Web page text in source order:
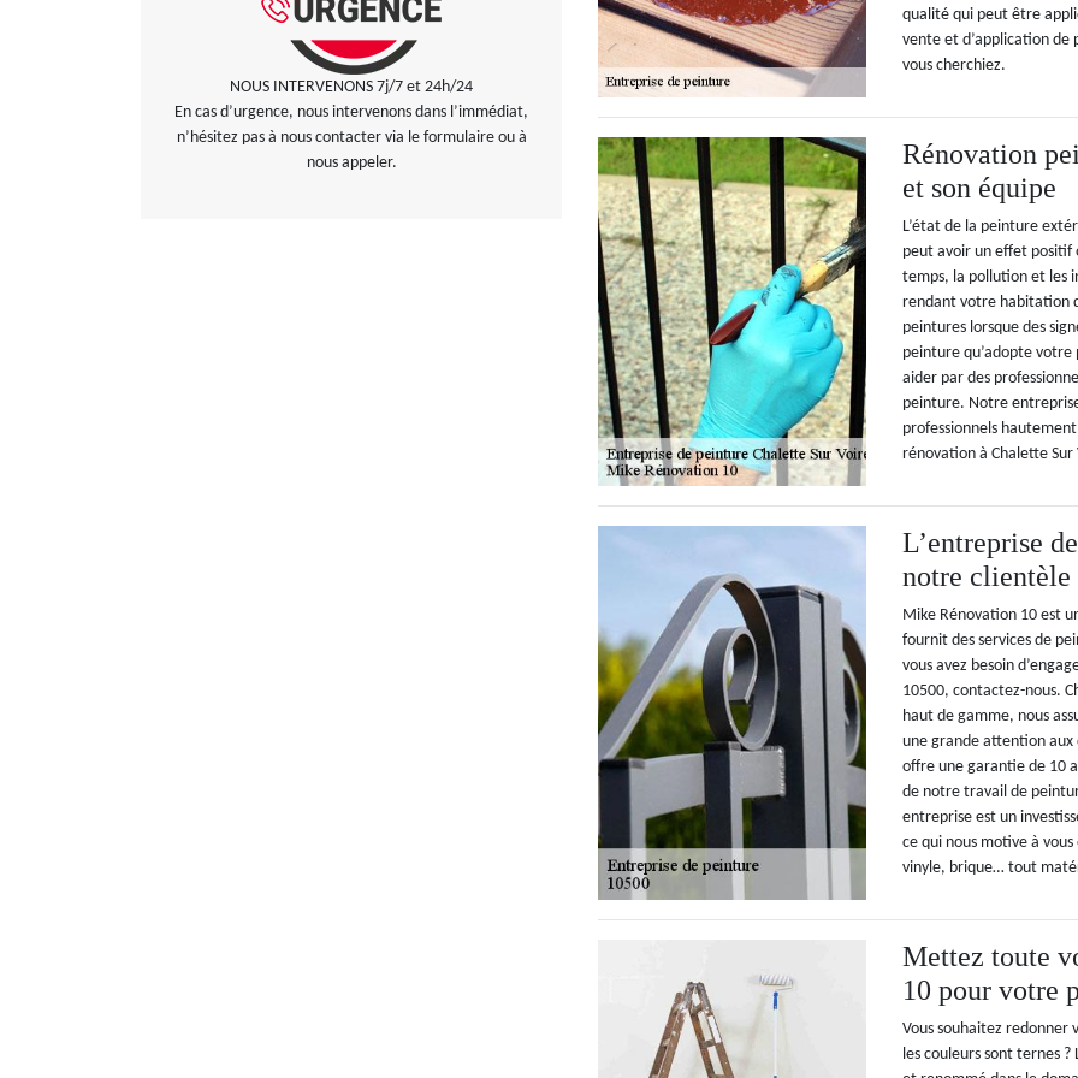
NOUS INTERVENONS 7j/7 et 24h/24
En cas d’urgence, nous intervenons dans l’immédiat,
n’hésitez pas à nous contacter via le formulaire ou à
nous appeler.
qualité qui peut être
vente et d’application de
vous cherchiez.
Rénovation
et son équipe
L’état de la peinture
peut avoir un effet positif
temps, la pollution et les
rendant votre habitation
peintures lorsque des
peinture qu’adopte
aider par des
peinture. Notre
professionnels
rénovation à Chalette Sur
L’entreprise
notre
Mike Rénovation 10 est
fournit des services de
vous avez besoin
10500, contactez-nous.
haut de gamme, nous
une grande attention
offre une garantie de 10
de notre travail de
entreprise est un
ce qui nous motive à
vinyle, brique… tout
Mettez toute
10 pour votre
Vous souhaitez redonner
les couleurs sont ternes